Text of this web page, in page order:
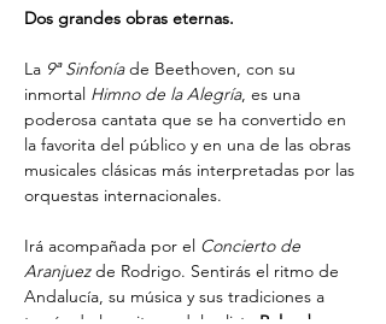
Dos grandes obras eternas.
La 9ª Sinfonía de Beethoven, con su
inmortal Himno de la Alegría, es una
poderosa cantata que se ha convertido en
la favorita del público y en una de las obras
musicales clásicas más interpretadas por las
orquestas internacionales.
Irá acompañada por el Concierto de
Aranjuez de Rodrigo. Sentirás el ritmo de
Andalucía, su música y sus tradiciones a